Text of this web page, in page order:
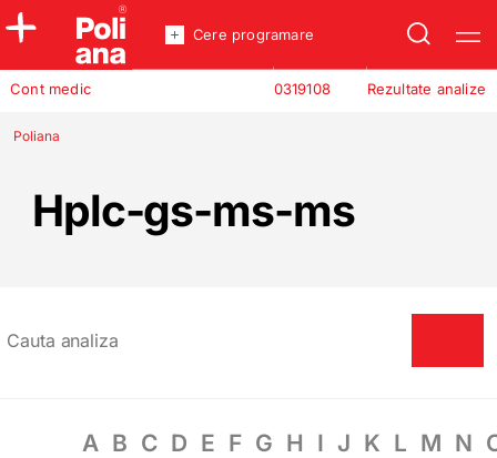
Policlinica
Incredere
Cont medic Rezultate analize
0319108
Cere programare
Poliana
Hplc-gs-ms-ms
A B C D E F G H I J K L M N